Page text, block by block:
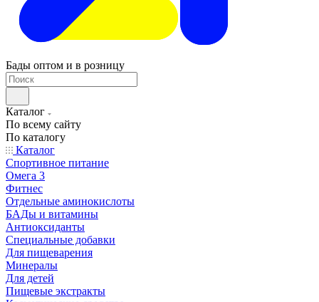
Бады оптом и в розницу
Каталог
По всему сайту
По каталогу
Каталог
Спортивное питание
Омега 3
Фитнес
Отдельные аминокислоты
БАДы и витамины
Антиоксиданты
Специальные добавки
Для пищеварения
Минералы
Для детей
Пищевые экстракты